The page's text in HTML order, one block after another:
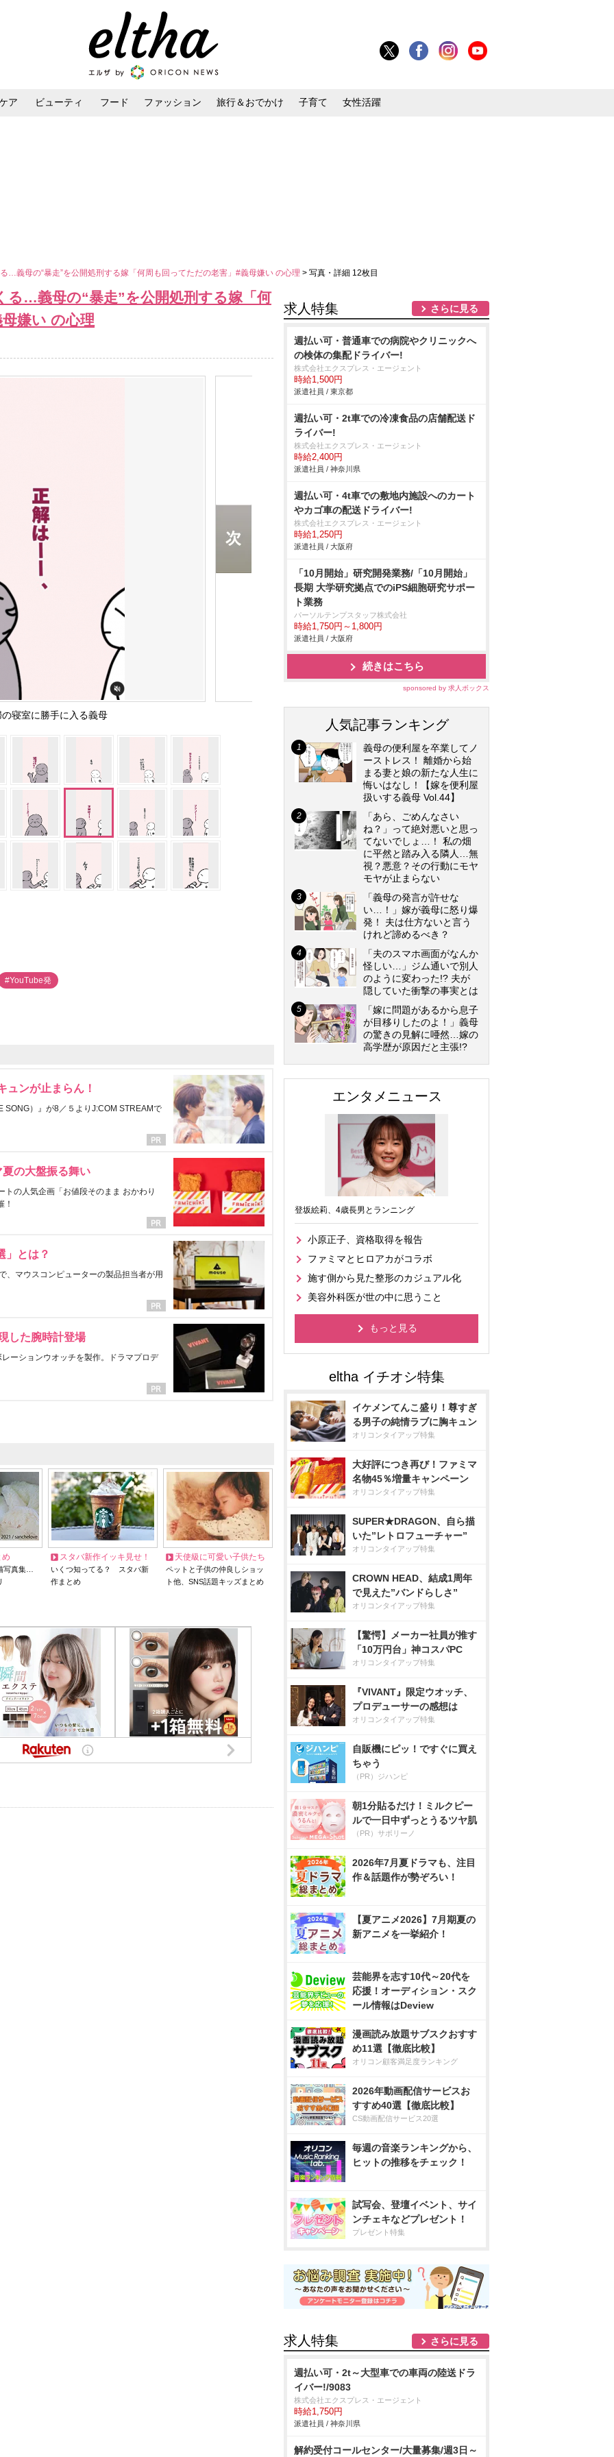
ア ビューティ フード ファッション 旅行＆おでかけ 子育て 女性活躍
…義母の“暴走”を公開処刑する嫁「何周も回ってただの老害」#義母嫌い の心理 > 写真・詳細 12枚目
る…義母の“暴走”を公開処刑する嫁「何
嫌い の心理
寝室に勝手に入る義母
#YouTube発
ュンが止まらん！
SONG）』が8／５よりJ:COM STREAMで
の大盤振る舞い
の人気企画「お値段そのまま おかわり
！
」とは？
、マウスコンピューターの製品担当者が用
した腕時計登場
ーションウオッチを製作。ドラマプロデ
め
写真集…
スタバ新作イッキ見せ！
いくつ知ってる？ スタバ新
作まとめ
天使級に可愛い子供たち
ペットと子供の仲良しショッ
ト他、SNS話題キッズまとめ
求人特集 さらに見る
週払い可・普通車での病院やクリニックへ
の検体の集配ドライバー!
株式会社エクスプレス・エージェント
時給1,500円
派遣社員 / 東京都
週払い可・2t車での冷凍食品の店舗配送ド
ライバー!
株式会社エクスプレス・エージェント
時給2,400円
派遣社員 / 神奈川県
週払い可・4t車での敷地内施設へのカート
カゴ車の配送ドライバー!
株式会社エクスプレス・エージェント
時給1,250円
派遣社員 / 大阪府
「10月開始」研究開発業務/「10月開始」
長期 大学研究拠点でのiPS細胞研究サポー
ト業務
パーソルテンプスタッフ株式会社
時給1,750円～1,800円
派遣社員 / 大阪府
続きはこちら
sponsored by 求人ボックス
人気記事ランキング
義母の便利屋を卒業してノ
ーストレス！ 離婚から始
まる妻と娘の新たな人生に
悔いはなし！【嫁を便利屋
扱いする義母 Vol.44】
「あら、ごめんなさい
ね？」って絶対悪いと思っ
てないでしょ…！ 私の畑
に平然と踏み入る隣人…無
視？悪意？その行動にモヤ
モヤが止まらない
「義母の発言が許せな
い…！」嫁が義母に怒り爆
発！ 夫は仕方ないと言う
けれど諦めるべき？
「夫のスマホ画面がなんか
怪しい…」ジム通いで別人
のように変わった!? 夫が
隠していた衝撃の事実とは
「嫁に問題があるから息子
が目移りしたのよ！」義母
の驚きの見解に唖然…嫁の
高学歴が原因だと主張!?
エンタメニュース
登坂絵莉、4歳長男とランニング
小原正子、資格取得を報告
ファミマとヒロアカがコラボ
施す側から見た整形のカジュアル化
美容外科医が世の中に思うこと
もっと見る
イケメンてんこ盛り！尊すぎ
る男子の純情ラブに胸キュン
オリコンタイアップ特集
大好評につき再び！ファミマ
名物45％増量キャンペーン
オリコンタイアップ特集
SUPER★DRAGON、自ら描
いた”レトロフューチャー”
オリコンタイアップ特集
CROWN HEAD、結成1周年
で見えた”バンドらしさ”
オリコンタイアップ特集
【驚愕】メーカー社員が推す
「10万円台」神コスパPC
オリコンタイアップ特集
『VIVANT』限定ウオッチ、
プロデューサーの感想は
オリコンタイアップ特集
自販機にピッ！ですぐに買え
ちゃう
（PR）ジハンピ
朝1分貼るだけ！ミルクピー
ルで一日中ずっとうるツヤ肌
（PR）サボリーノ
2026年7月夏ドラマも、注目
作＆話題作が勢ぞろい！
【夏アニメ2026】7月期夏の
新アニメを一挙紹介！
芸能界を志す10代～20代を
応援！オーディション・スク
ール情報はDeview
漫画読み放題サブスクおすす
め11選【徹底比較】
オリコン顧客満足度ランキング
2026年動画配信サービスお
すすめ40選【徹底比較】
CS動画配信サービス20選
毎週の音楽ランキングから、
ヒットの推移をチェック！
試写会、登壇イベント、サイ
ンチェキなどプレゼント！
プレゼント特集
求人特集 さらに見る
週払い可・2t～大型車での車両の陸送ドラ
イバー!/9083
株式会社エクスプレス・エージェント
時給1,750円
派遣社員 / 神奈川県
解約受付コールセンター/大量募集/週3日～